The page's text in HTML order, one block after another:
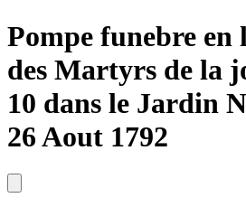
Pompe funebre
des Martyrs de la
10 dans le Jardin
26 Aout 1792